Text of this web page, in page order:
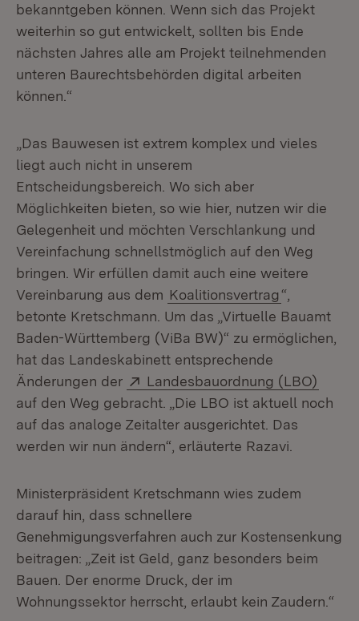
bekanntgeben können. Wenn sich das Projekt
weiterhin so gut entwickelt, sollten bis Ende
nächsten Jahres alle am Projekt teilnehmenden
unteren Baurechtsbehörden digital arbeiten
können.“
„Das Bauwesen ist extrem komplex und vieles
liegt auch nicht in unserem
Entscheidungsbereich. Wo sich aber
Möglichkeiten bieten, so wie hier, nutzen wir die
Gelegenheit und möchten Verschlankung und
Vereinfachung schnellstmöglich auf den Weg
bringen. Wir erfüllen damit auch eine weitere
Vereinbarung aus dem Koalitionsvertrag“,
betonte Kretschmann. Um das „Virtuelle Bauamt
Baden-Württemberg (ViBa BW)“ zu ermöglichen,
hat das Landeskabinett entsprechende
Änderungen der
Extern:
Landesbauordnung (LBO)
auf den Weg gebracht. „Die LBO ist aktuell noch
auf das analoge Zeitalter ausgerichtet. Das
werden wir nun ändern“, erläuterte Razavi.
Ministerpräsident Kretschmann wies zudem
darauf hin, dass schnellere
Genehmigungsverfahren auch zur Kostensenkung
beitragen: „Zeit ist Geld, ganz besonders beim
Bauen. Der enorme Druck, der im
Wohnungssektor herrscht, erlaubt kein Zaudern.“